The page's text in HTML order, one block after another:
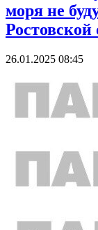
моря не
Ростовской
26.01.2025 08:45